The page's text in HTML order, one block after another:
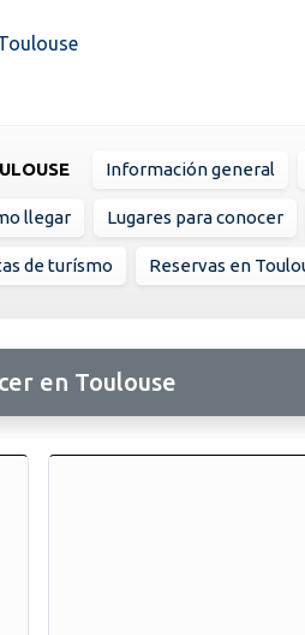
Información general
llegar Lugares para conocer
de turísmo Reservas en
en Toulouse